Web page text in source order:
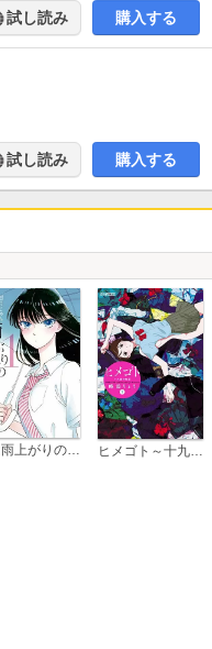
試し読み 購入する
試し読み 購入する
恋は雨上がりのように